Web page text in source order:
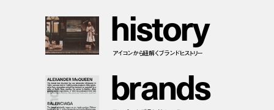
history
アイコンから紐解くブランドヒストリー
brands